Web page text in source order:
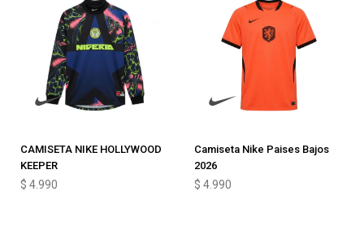
CAMISETA NIKE HOLLYWOOD
KEEPER
$ 4.990
Camiseta Nike Paises Bajos
2026
$ 4.990